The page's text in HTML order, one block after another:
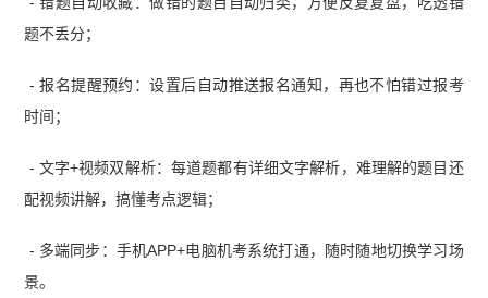
题不丢分；
- 报名提醒预约：设置后自动推送报名通知，再也不怕错过报考
时间；
- 文字+视频双解析：每道题都有详细文字解析，难理解的题目还
配视频讲解，搞懂考点逻辑；
- 多端同步：手机APP+电脑机考系统打通，随时随地切换学习场
景。